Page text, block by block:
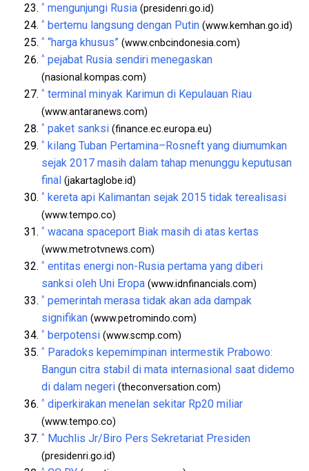
^ mengunjungi Rusia (presidenri.go.id)
^ bertemu langsung dengan Putin (www.kemhan.go.id)
^ “harga khusus” (www.cnbcindonesia.com)
^ pejabat Rusia sendiri menegaskan
(nasional.kompas.com)
^ terminal minyak Karimun di Kepulauan Riau
(www.antaranews.com)
^ paket sanksi (finance.ec.europa.eu)
^ kilang Tuban Pertamina–Rosneft yang diumumkan
sejak 2017 masih dalam tahap menunggu keputusan
final (jakartaglobe.id)
^ kereta api Kalimantan sejak 2015 tidak terealisasi
(www.tempo.co)
^ wacana spaceport Biak masih di atas kertas
(www.metrotvnews.com)
^ entitas energi non-Rusia pertama yang diberi
sanksi oleh Uni Eropa (www.idnfinancials.com)
^ pemerintah merasa tidak akan ada dampak
signifikan (www.petromindo.com)
^ berpotensi (www.scmp.com)
^ Paradoks kepemimpinan intermestik Prabowo:
Bangun citra stabil di mata internasional saat didemo
di dalam negeri (theconversation.com)
^ diperkirakan menelan sekitar Rp20 miliar
(www.tempo.co)
^ Muchlis Jr/Biro Pers Sekretariat Presiden
(presidenri.go.id)